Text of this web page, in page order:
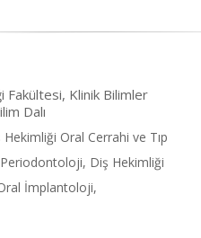
Fakültesi, Klinik Bilimler
Dalı
Hekimliği Oral Cerrahi ve Tıp
Periodontoloji, Diş Hekimliği
İmplantoloji,